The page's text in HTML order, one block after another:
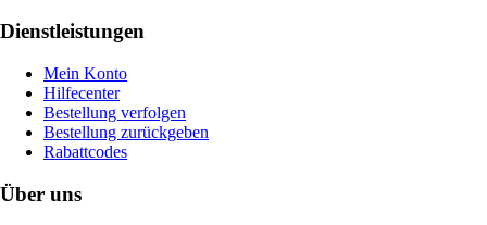
Dienstleistungen
Mein Konto
Hilfecenter
Bestellung verfolgen
Bestellung zurückgeben
Rabattcodes
Über uns